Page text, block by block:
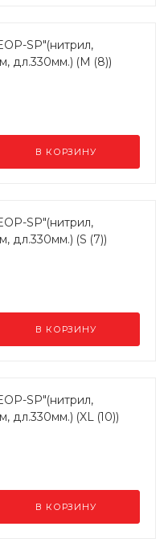
SP"(нитрил,
дл.330мм.) (M (8))
В КОРЗИНУ
SP"(нитрил,
дл.330мм.) (S (7))
В КОРЗИНУ
SP"(нитрил,
дл.330мм.) (XL (10))
В КОРЗИНУ